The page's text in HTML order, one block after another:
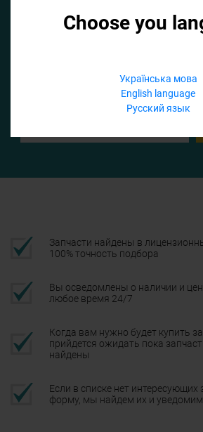
Choose you
Українська мова
English language
Русский язык
Запчасти найдены в
100% точность подбора
Вы осведомлены о наличии и
любое время 24/7
Когда вам нужно будет купить
прийдется ожидать пока
найдены
Если в списке нет интересующих
форму, мы найдем их и